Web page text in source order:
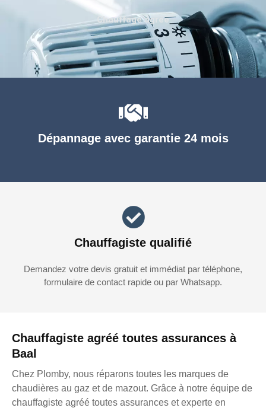
Chauffagiste agréé toutes assurances à
Baal
Chez Plomby, nous réparons toutes les marques de
chaudières au gaz et de mazout. Grâce à notre équipe de
chauffagiste agréé toutes assurances et experte en
Dépannage avec garantie 24 mois
Chauffagiste qualifié
Demandez votre devis gratuit et immédiat par téléphone,
formulaire de contact rapide ou par Whatsapp.
Chauffage agréé